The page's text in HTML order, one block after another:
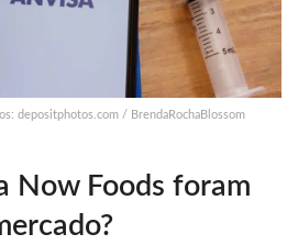
depositphotos.com / BrendaRochaBlossom
Now Foods foram